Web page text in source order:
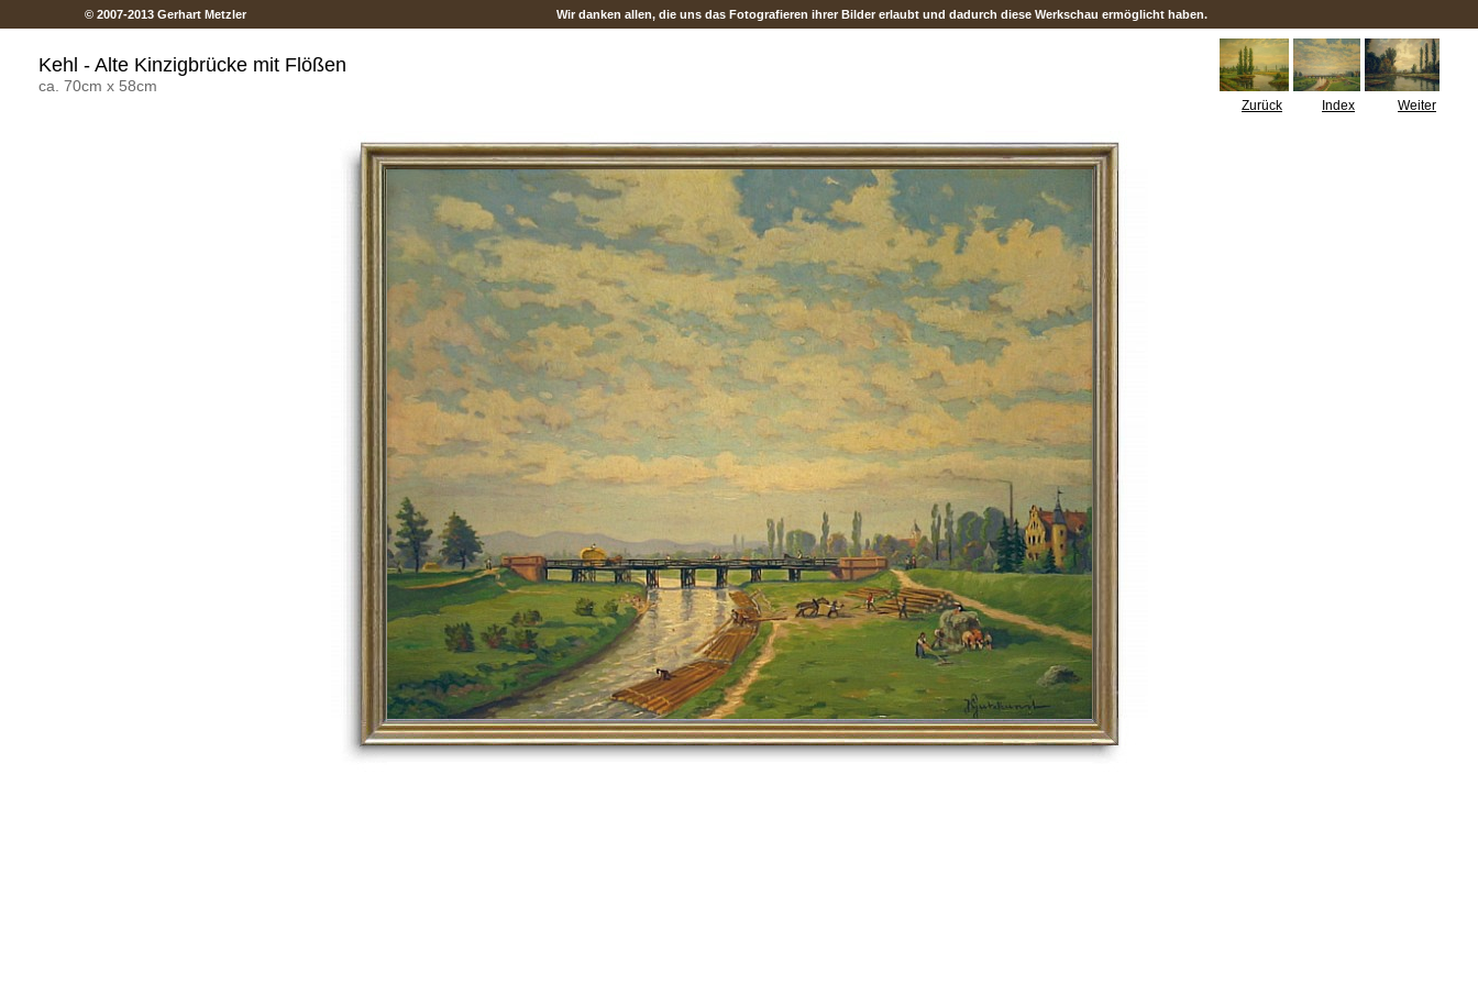
© 2007-2013 Gerhart Metzler Wir danken allen, die uns das Fotografieren ihrer Bilder erlaubt und dadurch diese Werkschau ermöglicht haben.
Kehl - Alte Kinzigbrücke mit Flößen
ca. 70cm x 58cm
Zurück Index Weiter